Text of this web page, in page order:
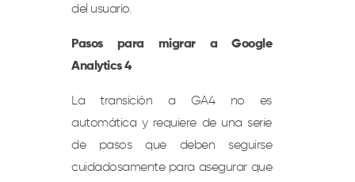
del usuario.
Pasos para migrar a Google
Analytics 4
La transición a GA4 no es
automática y requiere de una serie
de pasos que deben seguirse
cuidadosamente para asegurar que